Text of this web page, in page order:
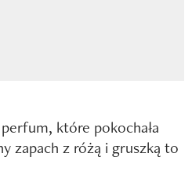
które pokochała
zapach z różą i gruszką to